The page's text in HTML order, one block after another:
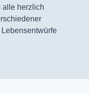
alle herzlich